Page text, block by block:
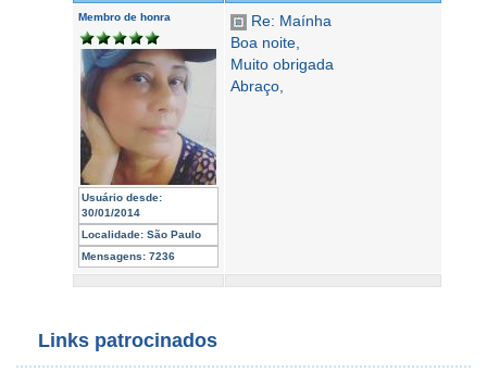
Membro de honra
Usuário desde:
30/01/2014
Localidade: São Paulo
Mensagens: 7236
Re: Maínha
Boa noite,
Muito obrigada
Abraço,
Links patrocinados